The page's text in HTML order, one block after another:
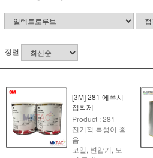
정렬
[3M] 281 에폭시
접착제
Product : 281
전기적 특성이 좋
음
코일, 변압기, 모